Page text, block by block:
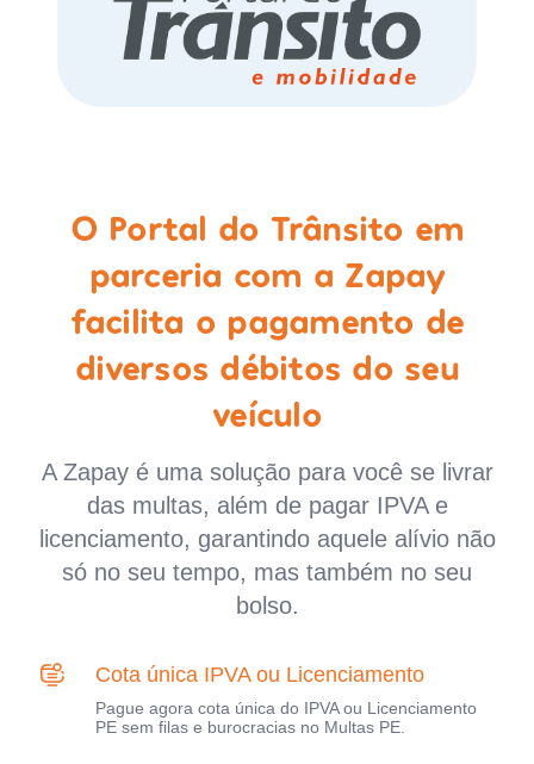
O Portal do Trânsito em
parceria com a Zapay
facilita o pagamento de
diversos débitos do seu
veículo
A Zapay é uma solução para você se livrar
das multas, além de pagar IPVA e
licenciamento, garantindo aquele alívio não
só no seu tempo, mas também no seu
bolso.
Cota única IPVA ou Licenciamento
Pague agora cota única do IPVA ou Licenciamento
PE sem filas e burocracias no Multas PE.